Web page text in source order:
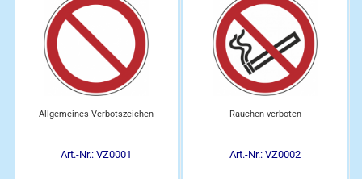
Allgemeines Verbotszeichen
Art.-Nr.: VZ0001
Rauchen verboten
Art.-Nr.: VZ0002